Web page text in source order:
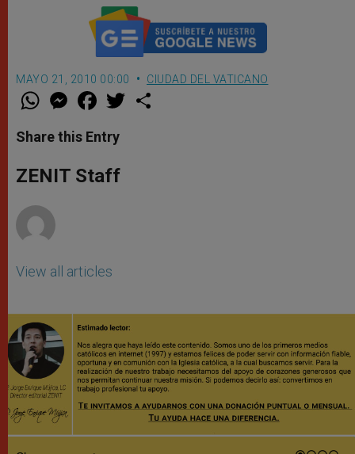
MAYO 21, 2010 00:00 CIUDAD DEL VATICANO
W
t
s
p
p
M
e
s
e
g
e
F
a
e
b
o
k
w
Share this Entry
ZENIT Staff
View all articles